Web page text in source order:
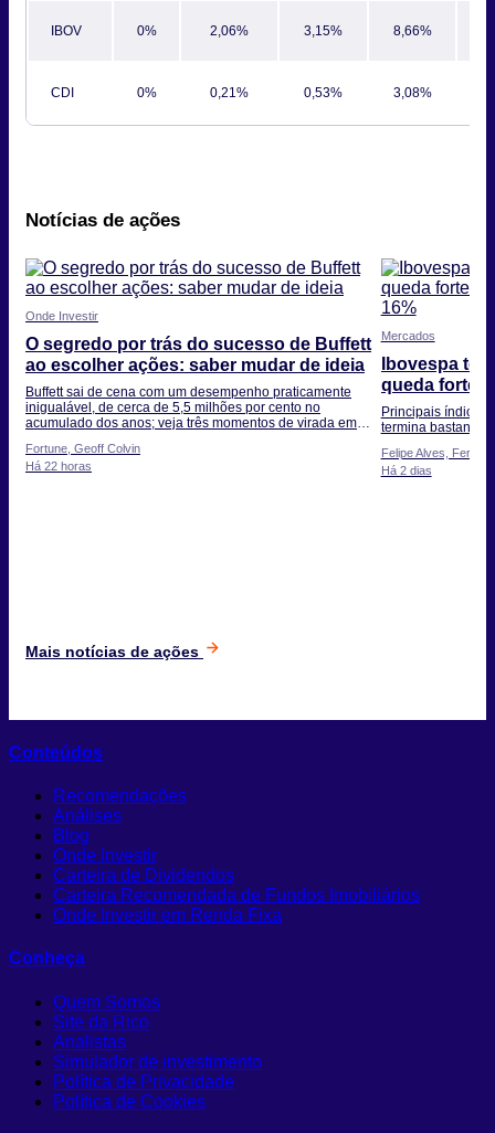
IBOV 0% 2,06% 3,15% 8,66%
CDI 0% 0,21% 0,53% 3,08%
Notícias de ações
Onde Investir
O segredo por trás do sucesso de Buffett
ao escolher ações: saber mudar de ideia
Buffett sai de cena com um desempenho praticamente
inigualável, de cerca de 5,5 milhões por cento no
acumulado dos anos; veja três momentos de virada em
Fortune, Geoff Colvin
Há 22 horas
Mercados
Ibovespa
queda forte
de 16%
Principais índices
termina bastante
Felipe Alves,
Há 2 dias
Mais notícias de ações
Conteúdos
Recomendações
Análises
Blog
Onde Investir
Carteira de Dividendos
Carteira Recomendada de Fundos Imobiliários
Onde Investir em Renda Fixa
Conheça
Quem Somos
Site da Rico
Analistas
Simulador de investimento
Política de Privacidade
Política de Cookies